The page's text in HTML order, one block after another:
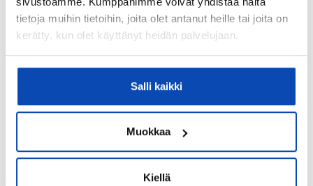
tietoja muihin tietoihin, joita olet antanut heille tai joita on
kerätty, kun olet käyttänyt heidän palvelujaan.
Salli kaikki
Muokkaa
Kiellä
Lämmitysjärjestelmä:
Kaukolämpö
Taloyhtiössä sauna:
Taloyhtiössä on: